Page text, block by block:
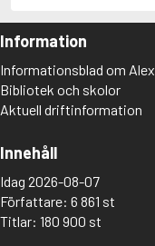
Information
Informationsblad om Alex
Bibliotek och skolor
Aktuell driftinformation
Innehåll
Idag 2026-08-07
Författare: 6 861 st
Titlar: 180 900 st